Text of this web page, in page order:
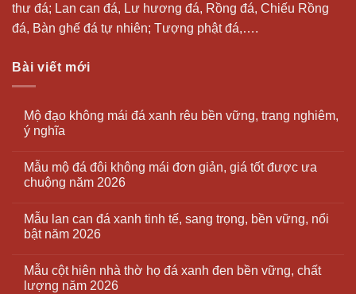
thư đá; Lan can đá, Lư hương đá, Rồng đá, Chiếu Rồng
đá, Bàn ghế đá tự nhiên; Tượng phật đá,….
Bài viết mới
Mộ đạo không mái đá xanh rêu bền vững, trang nghiêm,
ý nghĩa
Mẫu mộ đá đôi không mái đơn giản, giá tốt được ưa
chuộng năm 2026
Mẫu lan can đá xanh tinh tế, sang trọng, bền vững, nổi
bật năm 2026
Mẫu cột hiên nhà thờ họ đá xanh đen bền vững, chất
lượng năm 2026